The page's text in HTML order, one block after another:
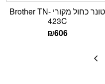
טונר כחול מקורי Brother TN-
423C
₪606